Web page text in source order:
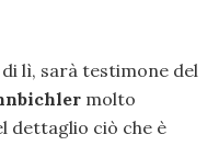
lì, sarà testimone del
molto
dettaglio ciò che è